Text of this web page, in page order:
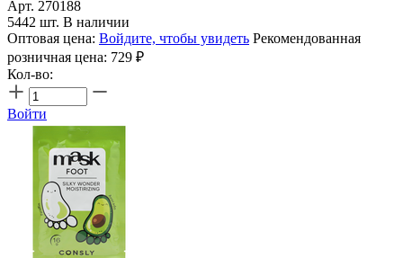
Арт. 270188
5442 шт. В наличии
Оптовая цена: Войдите, чтобы увидеть Рекомендованная
розничная цена: 729 ₽
Кол-во:
Войти